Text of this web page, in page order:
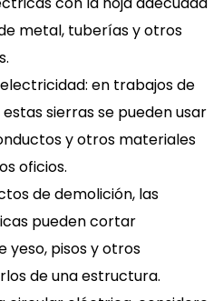
metal, tuberías y otros
en trabajos de
sierras se pueden usar
y otros materiales
oficios.
de demolición, las
pueden cortar
yeso, pisos y otros
de una estructura.